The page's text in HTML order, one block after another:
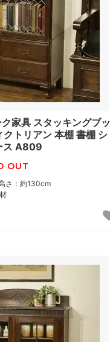
家具 スタッキングブッ
トリアン 本棚 書棚 シ
ス A809
OUT
さ：約130cm